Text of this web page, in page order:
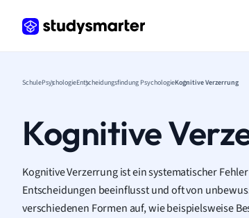
SchulePsychologieEntscheidungsfindung PsychologieKognitive Verzerrung
Kognitive
Kognitive Verzerrung ist ein systematischer
Entscheidungen beeinflusst und oft von
verschiedenen Formen auf, wie beispielsweise